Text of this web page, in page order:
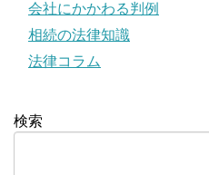
会社にかかわる判例
相続の法律知識
法律コラム
検索